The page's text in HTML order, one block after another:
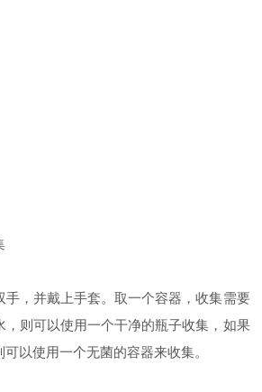
，并戴上手套。取一个容器，收集需要
，则可以使用一个干净的瓶子收集，如果
以使用一个无菌的容器来收集。